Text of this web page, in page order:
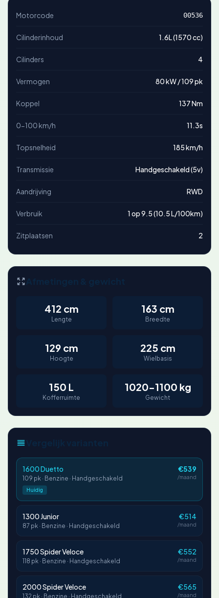
Motorcode 00536
Cilinderinhoud 1.6L (1570 cc)
Cilinders 4
Vermogen 80 kW / 109 pk
Koppel 137 Nm
0-100 km/h 11.3s
Topsnelheid 185 km/h
Transmissie Handgeschakeld (5v)
Aandrijving RWD
Verbruik 1 op 9.5 (10.5 L/100km)
Zitplaatsen 2
412 cm
Lengte
163 cm
Breedte
129 cm
Hoogte
225 cm
Wielbasis
150 L
Kofferruimte
1020-1100 kg
Gewicht
1600 Duetto
109 pk · Benzine · Handgeschakeld
€539
/maand
Huidig
1300 Junior
87 pk · Benzine · Handgeschakeld
€514
/maand
1750 Spider Veloce
118 pk · Benzine · Handgeschakeld
€552
/maand
2000 Spider Veloce
132 pk · Benzine · Handgeschakeld
€565
/maand